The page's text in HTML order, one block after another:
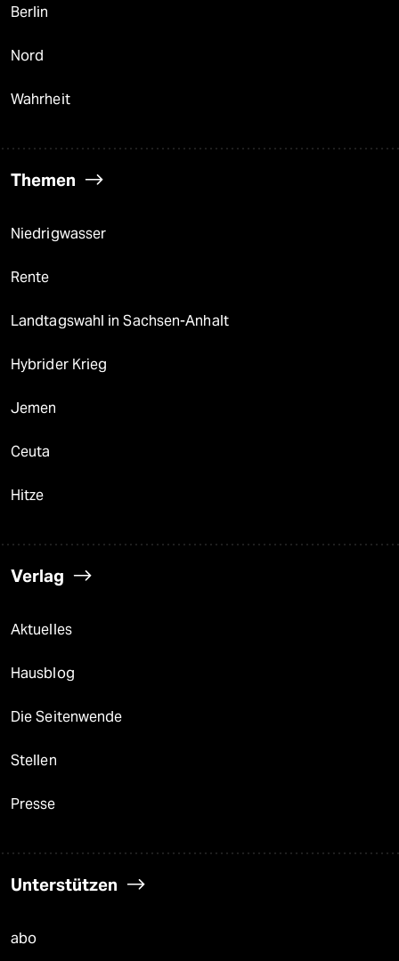
Berlin
Nord
Wahrheit
Themen
Niedrigwasser
Rente
Landtagswahl in Sachsen-Anhalt
Hybrider Krieg
Jemen
Ceuta
Hitze
Verlag
Aktuelles
Hausblog
Die Seitenwende
Stellen
Presse
Unterstützen
abo